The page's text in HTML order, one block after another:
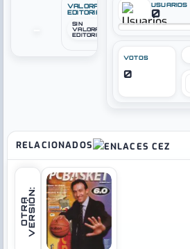
VALORACIÓN
EDITORIAL
SIN
VALORACIÓN
EDITORIAL
USUARIOS
0
VOTOS
0
RELACIONADOS
O
T
R
A
V
E
R
S
I
Ó
N: